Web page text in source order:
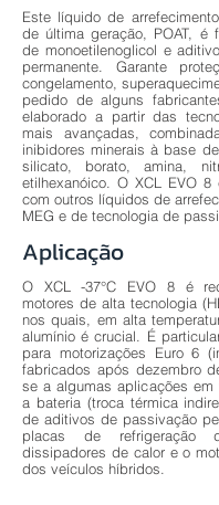
Este líquido de
de última geração, POAT, é
de monoetilenoglicol e
permanente. Garante
congelamento,
pedido de alguns
elaborado a partir das
mais avançadas,
inibidores minerais à base
silicato, borato, amina,
etilhexanóico. O XCL EVO 8
com outros líquidos de
MEG e de tecnologia de
Aplicação
O XCL -37°C EVO 8 é
motores de alta tecnologia
nos quais, em alta
alumínio é crucial. É
para motorizações Euro 6
fabricados após dezembro
se a algumas aplicações em
a bateria (troca térmica
de aditivos de passivação
placas de refrigeração
dissipadores de calor e o
dos veículos híbridos.